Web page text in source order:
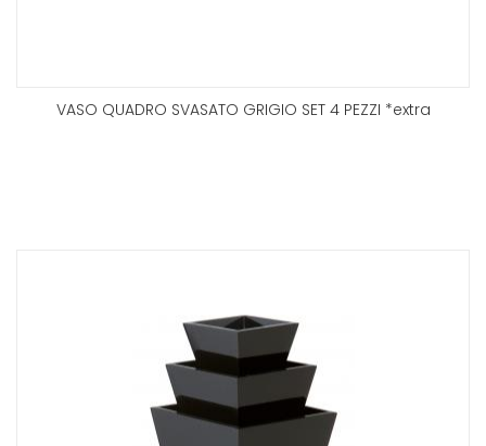
VASO QUADRO SVASATO GRIGIO SET 4 PEZZI *extra